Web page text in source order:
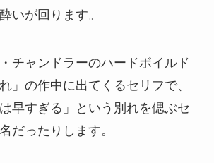
いが回ります。
チャンドラーのハードボイルド
」の作中に出てくるセリフで、
早すぎる」という別れを偲ぶセ
だったりします。